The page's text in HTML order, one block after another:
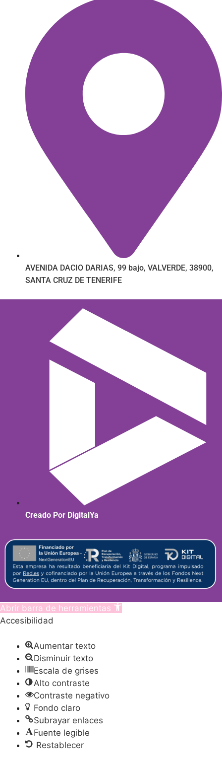
AVENIDA DACIO DARIAS, 99 bajo, VALVERDE, 38900,
SANTA CRUZ DE TENERIFE
Creado Por DigitalYa
Abrir barra de herramientas
Accesibilidad
Aumentar texto
Disminuir texto
Escala de grises
Alto contraste
Contraste negativo
Fondo claro
Subrayar enlaces
Fuente legible
Restablecer